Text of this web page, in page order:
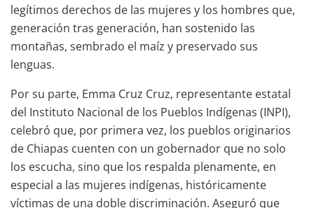
legítimos derechos de las mujeres y los hombres que,
generación tras generación, han sostenido las
montañas, sembrado el maíz y preservado sus
lenguas.
Por su parte, Emma Cruz Cruz, representante estatal
del Instituto Nacional de los Pueblos Indígenas (INPI),
celebró que, por primera vez, los pueblos originarios
de Chiapas cuenten con un gobernador que no solo
los escucha, sino que los respalda plenamente, en
especial a las mujeres indígenas, históricamente
víctimas de una doble discriminación. Aseguró que